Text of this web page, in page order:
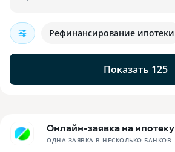
Показать 125
Рефинансирование ипотеки
Онлайн-заявка на ипотеку
ОДНА ЗАЯВКА В НЕСКОЛЬКО БАНКОВ